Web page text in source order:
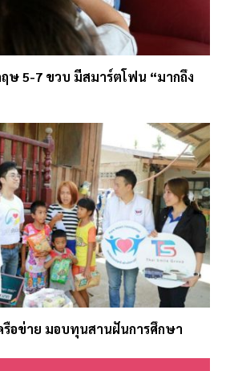
ฤษ 5-7 ขวบ มีสมาร์ตโฟน “มากถึง
รือข่าย มอบทุนสานฝันการศึกษา